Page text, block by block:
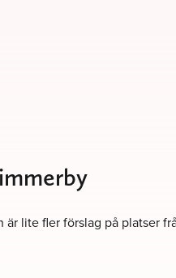
lite fler förslag på platser